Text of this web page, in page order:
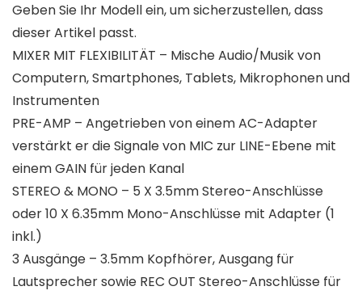
Geben Sie Ihr Modell ein, um sicherzustellen, dass
dieser Artikel passt.
MIXER MIT FLEXIBILITÄT – Mische Audio/Musik von
Computern, Smartphones, Tablets, Mikrophonen und
Instrumenten
PRE-AMP – Angetrieben von einem AC-Adapter
verstärkt er die Signale von MIC zur LINE-Ebene mit
einem GAIN für jeden Kanal
STEREO & MONO – 5 X 3.5mm Stereo-Anschlüsse
oder 10 X 6.35mm Mono-Anschlüsse mit Adapter (1
inkl.)
3 Ausgänge – 3.5mm Kopfhörer, Ausgang für
Lautsprecher sowie REC OUT Stereo-Anschlüsse für